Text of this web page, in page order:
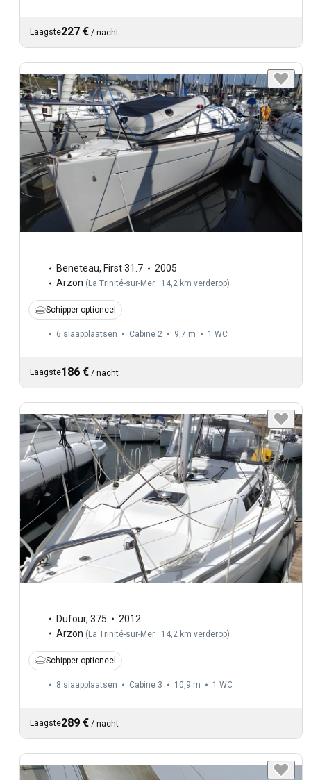
Laagste227 € / nacht
Beneteau, First 31.7
2005
Arzon ( La Trinité-sur-Mer : 14,2 km verderop)
Schipper optioneel
6 slaapplaatsen Cabine 2 9,7 m 1 WC
Laagste186 € / nacht
Dufour, 375
2012
Arzon (La Trinité-sur-Mer : 14,2 km verderop)
Schipper optioneel
8 slaapplaatsen Cabine 3 10,9 m 1 WC
Laagste289 € / nacht